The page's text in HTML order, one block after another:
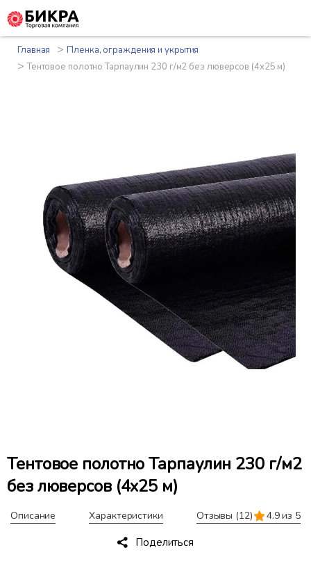
Главная >Пленка, ограждения и укрытия
>Тентовое полотно Тарпаулин 230 г/м2 без люверсов (4x25 м)
Тентовое полотно Тарпаулин 230 г/м2
без люверсов (4x25 м)
Описание Характеристики Отзывы (12) 4.9 из 5
Поделиться